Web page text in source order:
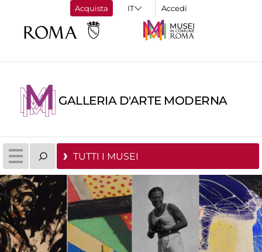
Acquista Accedi
GALLERIA D'ARTE MODERNA
TUTTI I MUSEI